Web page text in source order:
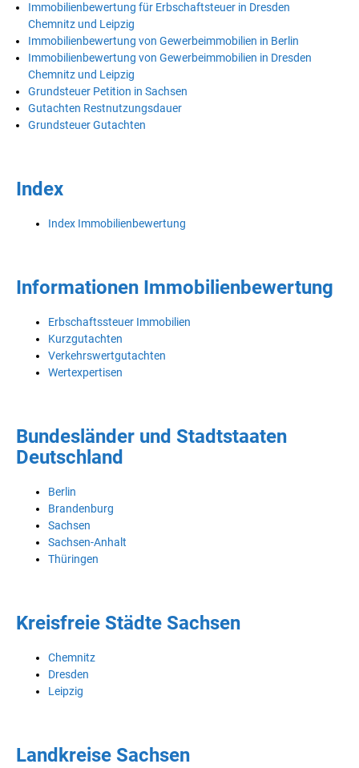
Immobilienbewertung für Erbschaftsteuer in Dresden
Chemnitz und Leipzig
Immobilienbewertung von Gewerbeimmobilien in Berlin
Immobilienbewertung von Gewerbeimmobilien in Dresden
Chemnitz und Leipzig
Grundsteuer Petition in Sachsen
Gutachten Restnutzungsdauer
Grundsteuer Gutachten
Index
Index Immobilienbewertung
Informationen Immobilienbewertung
Erbschaftssteuer Immobilien
Kurzgutachten
Verkehrswertgutachten
Wertexpertisen
Bundesländer und Stadtstaaten
Deutschland
Berlin
Brandenburg
Sachsen
Sachsen-Anhalt
Thüringen
Kreisfreie Städte Sachsen
Chemnitz
Dresden
Leipzig
Landkreise Sachsen